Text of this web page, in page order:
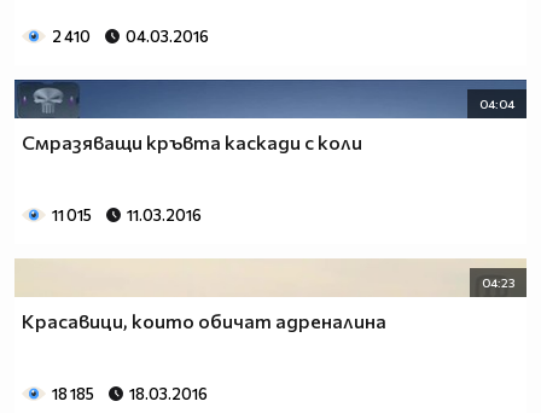
2 410 04.03.2016
04:04
Смразяващи кръвта каскади с коли
11 015 11.03.2016
04:23
Красавици, които обичат адреналина
18 185 18.03.2016